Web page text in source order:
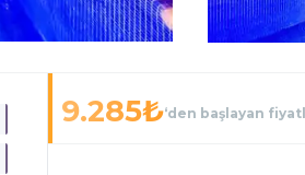
9.285₺‘den başlayan